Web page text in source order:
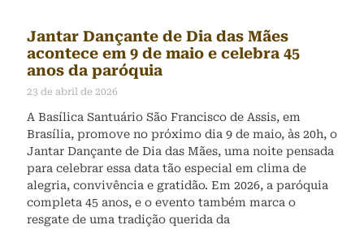
Jantar Dançante de Dia das Mães
acontece em 9 de maio e celebra 45
anos da paróquia
23 de abril de 2026
A Basílica Santuário São Francisco de Assis, em
Brasília, promove no próximo dia 9 de maio, às 20h, o
Jantar Dançante de Dia das Mães, uma noite pensada
para celebrar essa data tão especial em clima de
alegria, convivência e gratidão. Em 2026, a paróquia
completa 45 anos, e o evento também marca o
resgate de uma tradição querida da